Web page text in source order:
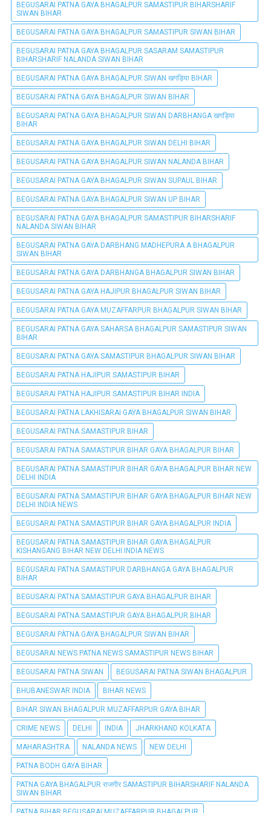
BEGUSARAI PATNA GAYA BHAGALPUR SAMASTIPUR BIHARSHARIF
SIWAN BIHAR
BEGUSARAI PATNA GAYA BHAGALPUR SAMASTIPUR SIWAN BIHAR
BEGUSARAI PATNA GAYA BHAGALPUR SASARAM SAMASTIPUR
BIHARSHARIF NALANDA SIWAN BIHAR
BEGUSARAI PATNA GAYA BHAGALPUR SIWAN खगड़िया BIHAR
BEGUSARAI PATNA GAYA BHAGALPUR SIWAN BIHAR
BEGUSARAI PATNA GAYA BHAGALPUR SIWAN DARBHANGA खगड़िया
BIHAR
BEGUSARAI PATNA GAYA BHAGALPUR SIWAN DELHI BIHAR
BEGUSARAI PATNA GAYA BHAGALPUR SIWAN NALANDA BIHAR
BEGUSARAI PATNA GAYA BHAGALPUR SIWAN SUPAUL BIHAR
BEGUSARAI PATNA GAYA BHAGALPUR SIWAN UP BIHAR
BEGUSARAI PATNA GAYA BHAGALPUR SAMASTIPUR BIHARSHARIF
NALANDA SIWAN BIHAR
BEGUSARAI PATNA GAYA DARBHANG MADHEPURA A BHAGALPUR
SIWAN BIHAR
BEGUSARAI PATNA GAYA DARBHANGA BHAGALPUR SIWAN BIHAR
BEGUSARAI PATNA GAYA HAJIPUR BHAGALPUR SIWAN BIHAR
BEGUSARAI PATNA GAYA MUZAFFARPUR BHAGALPUR SIWAN BIHAR
BEGUSARAI PATNA GAYA SAHARSA BHAGALPUR SAMASTIPUR SIWAN
BIHAR
BEGUSARAI PATNA GAYA SAMASTIPUR BHAGALPUR SIWAN BIHAR
BEGUSARAI PATNA HAJIPUR SAMASTIPUR BIHAR
BEGUSARAI PATNA HAJIPUR SAMASTIPUR BIHAR INDIA
BEGUSARAI PATNA LAKHISARAI GAYA BHAGALPUR SIWAN BIHAR
BEGUSARAI PATNA SAMASTIPUR BIHAR
BEGUSARAI PATNA SAMASTIPUR BIHAR GAYA BHAGALPUR BIHAR
BEGUSARAI PATNA SAMASTIPUR BIHAR GAYA BHAGALPUR BIHAR NEW
DELHI INDIA
BEGUSARAI PATNA SAMASTIPUR BIHAR GAYA BHAGALPUR BIHAR NEW
DELHI INDIA NEWS
BEGUSARAI PATNA SAMASTIPUR BIHAR GAYA BHAGALPUR INDIA
BEGUSARAI PATNA SAMASTIPUR BIHAR GAYA BHAGALPUR
KISHANGANG BIHAR NEW DELHI INDIA NEWS
BEGUSARAI PATNA SAMASTIPUR DARBHANGA GAYA BHAGALPUR
BIHAR
BEGUSARAI PATNA SAMASTIPUR GAYA BHAGALPUR BIHAR
BEGUSARAI PATNA SAMASTIPUR GAYA BHAGALPUR BIHAR
BEGUSARAI PÀTNA GAYA BHAGALPUR SIWAN BIHAR
BEGUSARAI NEWS PATNA NEWS SAMASTIPUR NEWS BIHAR
BEGUSARAI PATNA SIWAN BEGUSARAI PATNA SIWAN BHAGALPUR
BHUBANESWAR INDIA BIHAR NEWS
BIHAR SIWAN BHAGALPUR MUZAFFARPUR GAYA BIHAR
CRIME NEWS DELHI INDIA JHARKHAND KOLKATA
MAHARASHTRA NALANDA NEWS NEW DELHI
PATNA BODH GAYA BIHAR
PATNA GAYA BHAGALPUR राजगीर SAMASTIPUR BIHARSHARIF NALANDA
SIWAN BIHAR